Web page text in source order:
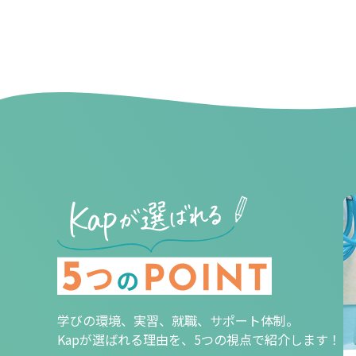
学びの環境、実習、就職、サポート体制。
Kapが選ばれる理由を、5つの視点で紹介します！